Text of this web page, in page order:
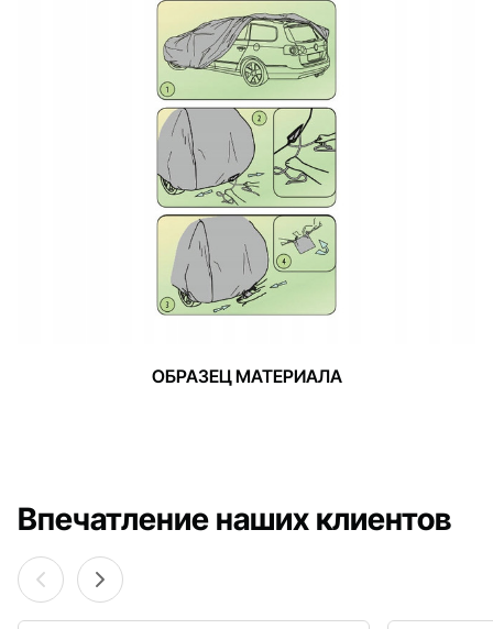
ОБРАЗЕЦ МАТЕРИАЛА
Впечатление наших клиентов